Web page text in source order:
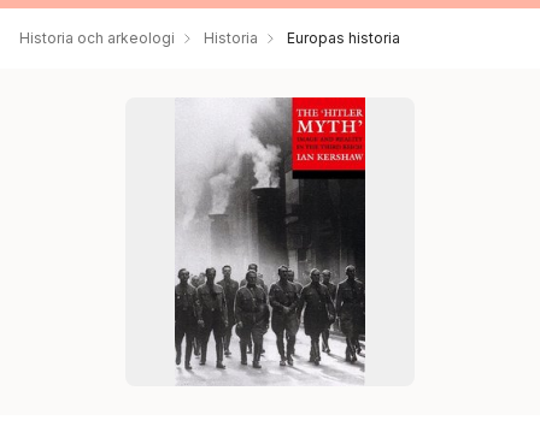
Historia och arkeologi Historia Europas historia